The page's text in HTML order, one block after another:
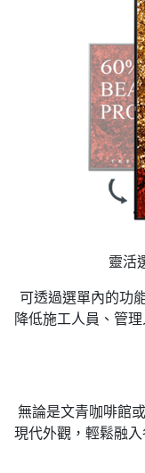
靈活
可透過選單內的功
降低施工人員、管
無論是文青咖啡館
現代外觀，輕鬆融